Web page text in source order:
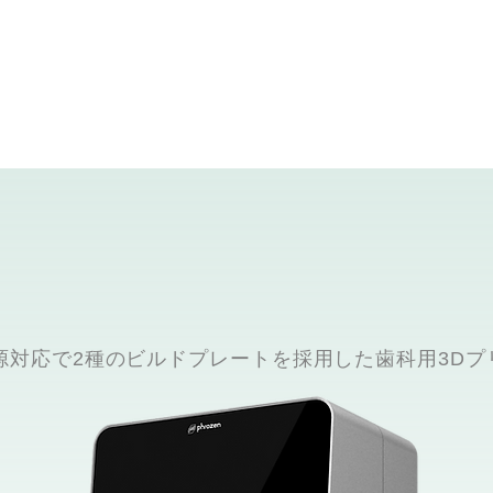
対応で2種のビルドプレートを採用した歯科用3Dプ